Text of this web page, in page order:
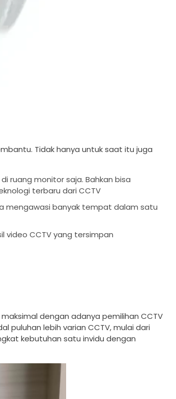
Tidak hanya untuk saat itu juga
ruang monitor saja. Bahkan bisa
terbaru dari CCTV
mengawasi banyak tempat dalam satu
video CCTV yang tersimpan
dengan adanya pemilihan CCTV
puluhan lebih varian CCTV, mulai dari
kebutuhan satu invidu dengan